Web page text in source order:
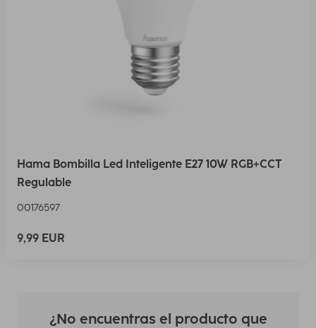
Hama Bombilla Led Inteligente E27 10W RGB+CCT
Regulable
00176597
9,99 EUR
¿No encuentras el producto que